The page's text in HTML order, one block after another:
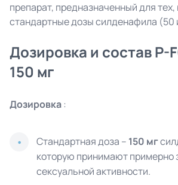
препарат, предназначенный для
стандартные дозы силденафила (50
Дозировка и состав P-
150 мг
Дозировка:
Стандартная доза – 150 мг
которую принимают примерно
сексуальной активности.